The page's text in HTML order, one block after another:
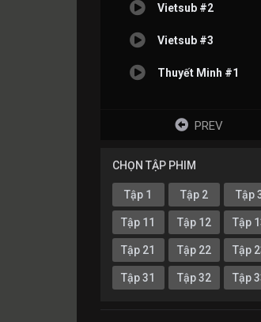
Vietsub #2
Vietsub #3
Thuyết Minh #1
PREV
CHỌN TẬP PHIM
Tập 1 Tập 2 Tập
Tập 11 Tập 12 Tập
Tập 21 Tập 22 Tập
Tập 31 Tập 32 Tập